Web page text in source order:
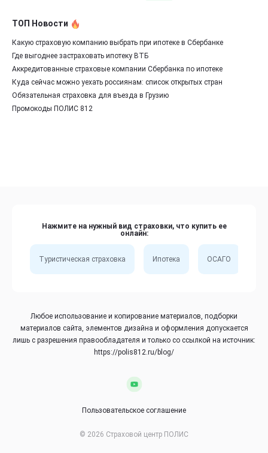
ТОП Новости
Какую страховую компанию выбрать при ипотеке в Сбербанке
Где выгоднее застраховать ипотеку ВТБ
Аккредитованные страховые компании Сбербанка по ипотеке
Куда сейчас можно уехать россиянам: список открытых стран
Обязательная страховка для въезда в Грузию
Промокоды ПОЛИС 812
Нажмите на нужный вид страховки, что купить ее
онлайн:
Туристическая страховка Ипотека ОСАГО
Любое использование и копирование материалов, подборки
материалов сайта, элементов дизайна и оформления допускается
лишь с разрешения правообладателя и только со ссылкой на источник:
https://polis812.ru/blog/
Пользовательское соглашение
© 2026 Страховой центр ПОЛИС